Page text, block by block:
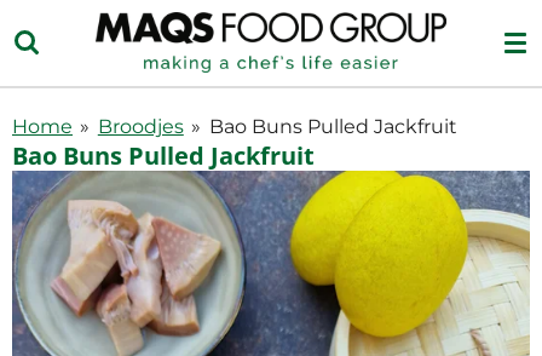
direct
naar
hoofdinhoud
Home » Broodjes » Bao Buns Pulled Jackfruit
Bao Buns Pulled Jackfruit